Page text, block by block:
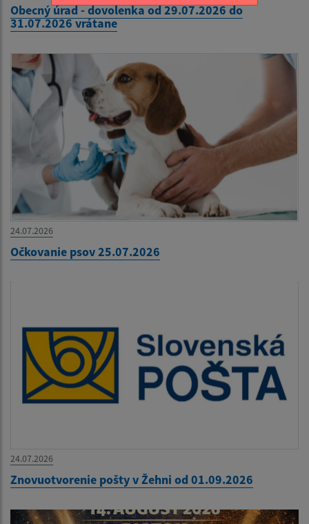
Obecný úrad - dovolenka od 29.07.2026 do
31.07.2026 vrátane
24.07.2026
Očkovanie psov 25.07.2026
24.07.2026
Znovuotvorenie pošty v Žehni od 01.09.2026